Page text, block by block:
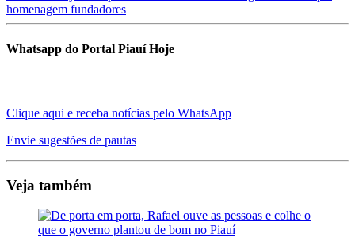
homenagem fundadores
Whatsapp do Portal Piauí Hoje
Clique aqui e receba notícias pelo WhatsApp
Envie sugestões de pautas
Veja também